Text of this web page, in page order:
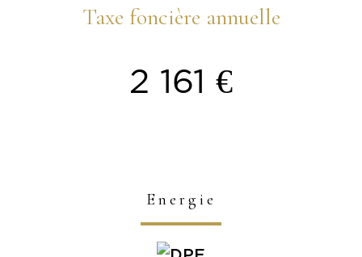
Taxe foncière annuelle
2 161 €
Energie